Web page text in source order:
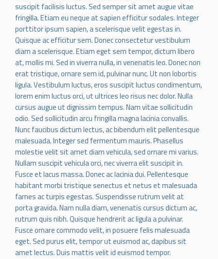
suscipit facilisis luctus. Sed semper sit amet augue vitae
fringilla. Etiam eu neque at sapien efficitur sodales. Integer
porttitor ipsum sapien, a scelerisque velit egestas in.
Quisque ac efficitur sem. Donec consectetur vestibulum
diam a scelerisque. Etiam eget sem tempor, dictum libero
at, mollis mi. Sed in viverra nulla, in venenatis leo. Donec non
erat tristique, ornare sem id, pulvinar nunc. Ut non lobortis
ligula. Vestibulum luctus, eros suscipit luctus condimentum,
lorem enim luctus orci, ut ultrices leo risus nec dolor. Nulla
cursus augue ut dignissim tempus. Nam vitae sollicitudin
odio. Sed sollicitudin arcu fringilla magna lacinia convallis.
Nunc faucibus dictum lectus, ac bibendum elit pellentesque
malesuada. Integer sed fermentum mauris. Phasellus
molestie velit sit amet diam vehicula, sed ornare mi varius.
Nullam suscipit vehicula orci, nec viverra elit suscipit in.
Fusce et lacus massa. Donec ac lacinia dui. Pellentesque
habitant morbi tristique senectus et netus et malesuada
fames ac turpis egestas. Suspendisse rutrum velit at
porta gravida. Nam nulla diam, venenatis cursus dictum ac,
rutrum quis nibh. Quisque hendrerit ac ligula a pulvinar.
Fusce ornare commodo velit, in posuere felis malesuada
eget. Sed purus elit, tempor ut euismod ac, dapibus sit
amet lectus. Duis mattis velit id euismod tempor.